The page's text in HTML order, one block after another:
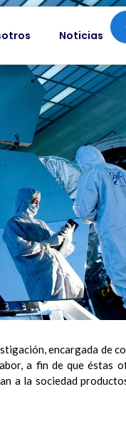
Noticias
encargada de
a fin de que éstas
a la sociedad